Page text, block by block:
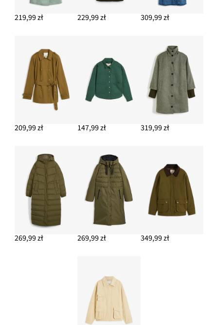
219,99 zł 229,99 zł 309,99 zł
209,99 zł 147,99 zł 319,99 zł
269,99 zł 269,99 zł 349,99 zł